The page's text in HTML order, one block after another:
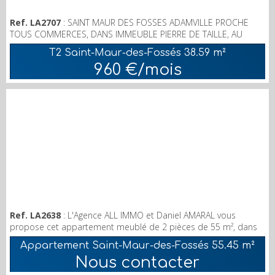
Ref. LA2707 : SAINT MAUR DES FOSSES ADAMVILLE PROCHE
TOUS COMMERCES, DANS IMMEUBLE PIERRE DE TAILLE, AU
DERNIER ETAGE AVEC ASCENSEUR, UN APPARTEMENT AVEC
ENTREE, PENDERIE, SEJOUR SUR BALCON, CHAMBRE, CUISINE
EQUIPEE, SALLE DE BAINS, WC; PARKING EN SOUS SOL. LOYER
960 € CHARGES COMPRISES;
T2 Saint-Maur-des-Fossés 38.59 m²
960 €/mois
Ref. LA2638 : L'Agence ALL IMMO et Daniel AMARAL vous
propose cet appartement meublé de 2 pièces de 55 m², dans
le quartier d'Adamville, bus au pied et RER à 15 min à pied, il
est composé d'une entrée, d'un séjour sur balcon exposé
ouest, d'une chambre avec placards, une cuisine indépendante
Appartement Saint-Maur-des-Fossés 55.45 m²
Nous contacter